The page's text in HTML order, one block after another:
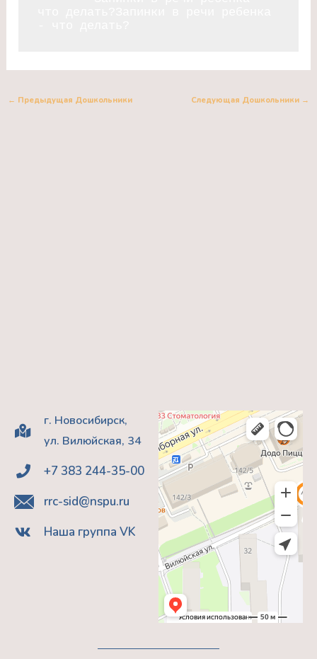
← Предыдущая Дошкольники Следующая Дошкольники →
г. Новосибирск,
ул. Вилюйская, 34
+7 383 244-35-00
rrc-sid@nspu.ru
Наша группа VK